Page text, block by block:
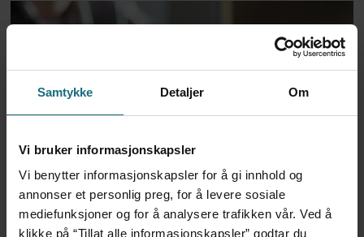
Samtykke Detaljer Om
Vi bruker informasjonskapsler
Vi benytter informasjonskapsler for å gi innhold og
annonser et personlig preg, for å levere sosiale
mediefunksjoner og for å analysere trafikken vår. Ved å
klikke på “Tillat alle informasjonskapsler” godtar du
Dansk politi vil fengsle lege
for utskrivning av store